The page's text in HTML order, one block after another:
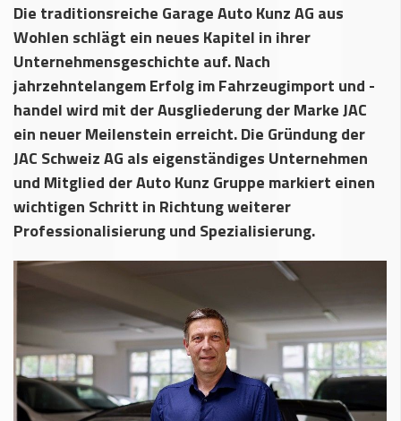
Die traditionsreiche Garage Auto Kunz AG aus
Wohlen schlägt ein neues Kapitel in ihrer
Unternehmensgeschichte auf. Nach
jahrzehntelangem Erfolg im Fahrzeugimport und -
handel wird mit der Ausgliederung der Marke JAC
ein neuer Meilenstein erreicht. Die Gründung der
JAC Schweiz AG als eigenständiges Unternehmen
und Mitglied der Auto Kunz Gruppe markiert einen
wichtigen Schritt in Richtung weiterer
Professionalisierung und Spezialisierung.